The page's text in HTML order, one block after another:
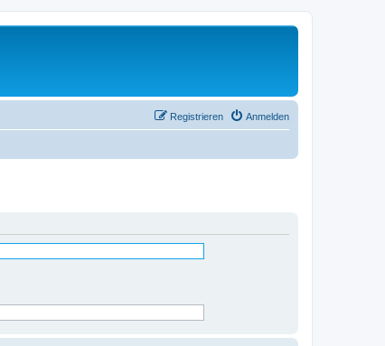
Anmelden
Registrieren